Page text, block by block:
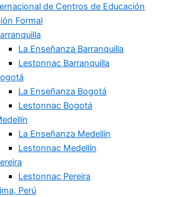
de Centros de Educación
Formal
La Enseñanza Barranquilla
Lestonnac Barranquilla
La Enseñanza Bogotá
Lestonnac Bogotá
La Enseñanza Medellín
Lestonnac Medellín
Lestonnac Pereira
Perú